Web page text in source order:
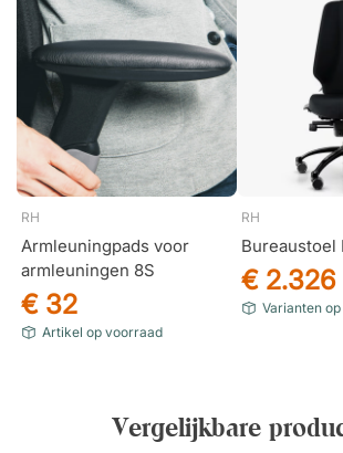
RH
Armleuningpads voor
armleuningen 8S
€ 32
Artikel op voorraad
RH
Bureaustoel
€ 2.326
Varianten
Vergelijkbare